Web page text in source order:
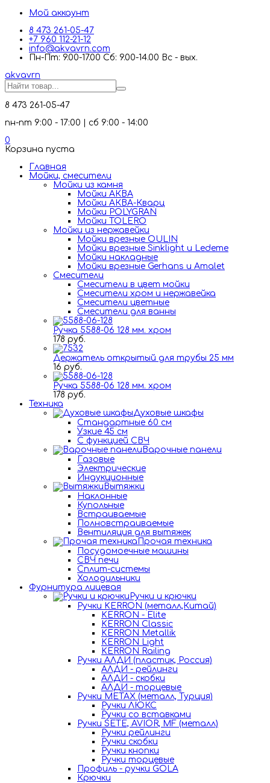
Мой аккаунт
8 473 261-05-47
+7 960 112-21-12
info@akvavrn.com
Пн-Пт: 9.00-17.00 Сб: 9.00-14.00 Вс - вых.
akvavrn
8 473 261-05-47
пн-пт 9:00 - 17:00 | сб 9:00 - 14:00
0
Корзина пуста
Главная
Мойки, смесители
Mойки из камня
Мойки АКВА
Мойки АКВА-Кварц
Мойки POLYGRAN
Мойки TOLERO
Мойки из нержавейки
Мойки врезные OULIN
Мойки врезные Sinklight и Ledeme
Мойки накладные
Мойки врезные Gerhans и Amalet
Смесители
Смесители в цвет мойки
Смесители хром и нержавейка
Смесители цветные
Смесители для ванны
Ручка 5588-06 128 мм. хром
178 руб.
Держатель открытый для трубы 25 мм
16 руб.
Ручка 5588-06 128 мм. хром
178 руб.
Техника
Духовые шкафы
Стандартные 60 см
Узкие 45 см
С функцией СВЧ
Варочные панели
Газовые
Электрические
Индукционные
Вытяжки
Наклонные
Купольные
Встраиваемые
Полновстраиваемые
Вентиляция для вытяжек
Прочая техника
Посудомоечные машины
СВЧ печи
Сплит-системы
Холодильники
Фурнитура лицевая
Ручки и крючки
Ручки KERRON (металл,Китай)
KERRON - Elite
KERRON Classic
KERRON Metallik
KERRON Light
KERRON Railing
Ручки АЛДИ (пластик, Россия)
АЛДИ - рейлинги
АЛДИ - скобки
АЛДИ - торцевые
Ручки METAX (металл, Турция)
Ручки ЛЮКС
Ручки со вставками
Ручки SETE, AVIOR, MF (металл)
Ручки рейлинги
Ручки скобки
Ручки кнопки
Ручки торцевые
Профиль - ручки GOLA
Крючки